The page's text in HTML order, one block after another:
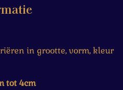
in grootte, vorm, kleur
tot 4cm